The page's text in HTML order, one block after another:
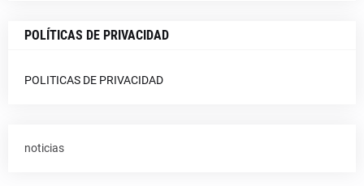
POLÍTICAS DE PRIVACIDAD
POLITICAS DE PRIVACIDAD
noticias